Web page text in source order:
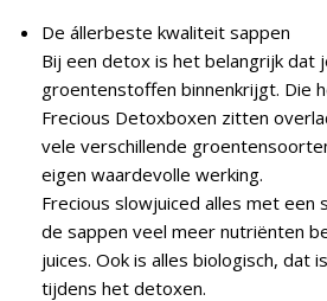
De állerbeste kwaliteit sappen
Bij een detox is het belangrijk dat
groentenstoffen binnenkrijgt. Die
Frecious Detoxboxen zitten
vele verschillende
eigen waardevolle werking.
Frecious slowjuiced alles met
de sappen veel meer nutriënten
juices. Ook is alles biologisch, dat
tijdens het detoxen.